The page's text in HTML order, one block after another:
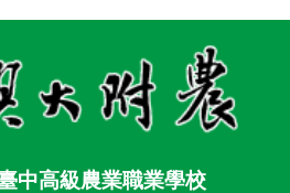
中高級農業職業學校